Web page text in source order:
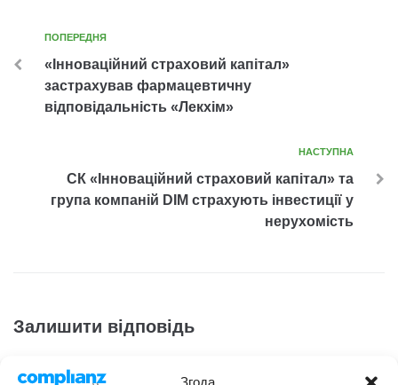
ПОПЕРЕДНЯ
«Інноваційний страховий капітал»
застрахував фармацевтичну
відповідальність «Лекхім»
НАСТУПНА
СК «Інноваційний страховий капітал» та
група компаній DIM страхують інвестиції у
нерухомість
Залишити відповідь
Ваша e-mail адреса не оприлюднюватиметься.